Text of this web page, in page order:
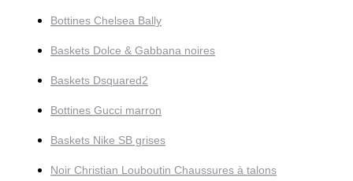
Bottines Chelsea Bally
Baskets Dolce & Gabbana noires
Baskets Dsquared2
Bottines Gucci marron
Baskets Nike SB grises
Noir Christian Louboutin Chaussures à talons